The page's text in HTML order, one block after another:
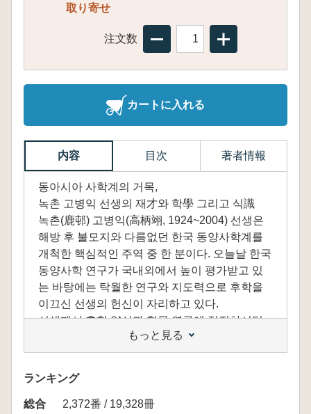
取り寄せ
注文数
カートに入れる
内容 目次 著者情報
동아시아 사학계의 거목,
녹촌 고병익 선생의 재才와 학學 그리고 식識
녹촌(鹿邨) 고병익(高柄翊, 1924~2004) 선생은
해방 후 불모지와 다름없던 한국 동양사학계를
개척한 핵심적인 주역 중 한 분이다. 오늘날 한국
동양사학 연구가 국내외에서 높이 평가받고 있
는 바탕에는 탁월한 연구와 지도력으로 후학을
이끄신 선생의 헌신이 자리하고 있다.
선생께서 후학 양성과 학문 연구에 정진하시던
시절에는 ‘한국사가 빠진 동아시아’를 연구 대상
으로 삼는 것이 한국 동양사학계의 일반적인 풍
토였다. 그러나 선생은 ‘한국사를 포함한 동아시
아사’를 고집했고, 베트남사도 이 안에 포함시켰
다. 선생은 이 지역을 관통하는 역사 전통의 기조
もっと見る
ランキング
総合
2,372番 / 19,328冊